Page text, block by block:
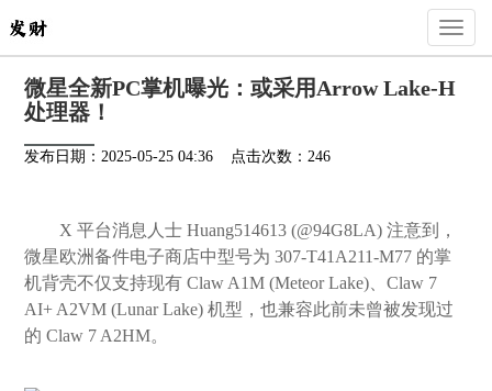
Toggle
微星全新PC掌机曝光：或采用Arrow Lake-H
处理器！
发布日期：2025-05-25 04:36 点击次数：246
X 平台消息人士 Huang514613 (@94G8LA) 注意到，
微星欧洲备件电子商店中型号为 307-T41A211-M77 的掌
机背壳不仅支持现有 Claw A1M (Meteor Lake)、Claw 7
AI+ A2VM (Lunar Lake) 机型，也兼容此前未曾被发现过
的 Claw 7 A2HM。